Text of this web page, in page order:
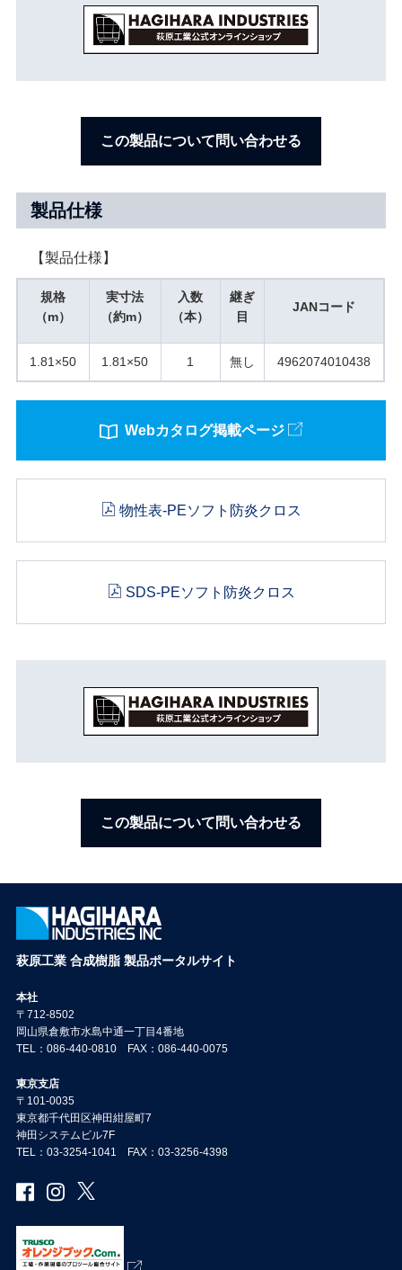
この製品について問い合わせる
製品仕様
【製品仕様】
規格
（m）
実寸法
（約m）
入数
（本）
継ぎ
目
JANコード
1.81×50 1.81×50 1 無し 4962074010438
Webカタログ掲載ページ
物性表-PEソフト防炎クロス
SDS-PEソフト防炎クロス
この製品について問い合わせる
萩原工業 合成樹脂 製品ポータルサイト
本社
〒712-8502
岡山県倉敷市水島中通一丁目4番地
TEL：086-440-0810 FAX：086-440-0075
東京支店
〒101-0035
東京都千代田区神田紺屋町7
神田システムビル7F
TEL：03-3254-1041 FAX：03-3256-4398